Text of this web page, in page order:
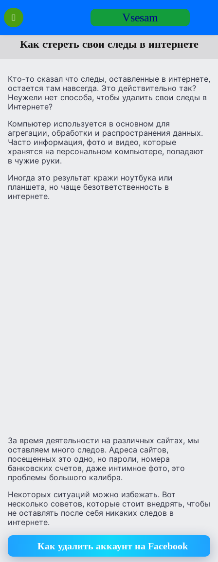
Перейти
содержанию
Vsesam
Как стереть свои следы в интернете
Кто-то сказал что следы, оставленные в интернете,
остается там навсегда. Это действительно так?
Неужели нет способа, чтобы удалить свои следы в
Интернете?
Компьютер используется в основном для
агрегации, обработки и распространения данных.
Часто информация, фото и видео, которые
хранятся на персональном компьютере, попадают
в чужие руки.
Иногда это результат кражи ноутбука или
планшета, но чаще безответственность в
интернете.
За время деятельности на различных сайтах, мы
оставляем много следов. Адреса сайтов,
посещенных это одно, но пароли, номера
банковских счетов, даже интимное фото, это
проблемы большого калибра.
Некоторых ситуаций можно избежать. Вот
несколько советов, которые стоит внедрять, чтобы
не оставлять после себя никаких следов в
интернете.
Как удалить аккаунт на Facebook